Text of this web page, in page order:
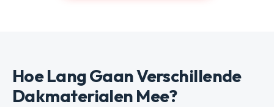
Hoe Lang Gaan Verschillende
Dakmaterialen Mee?